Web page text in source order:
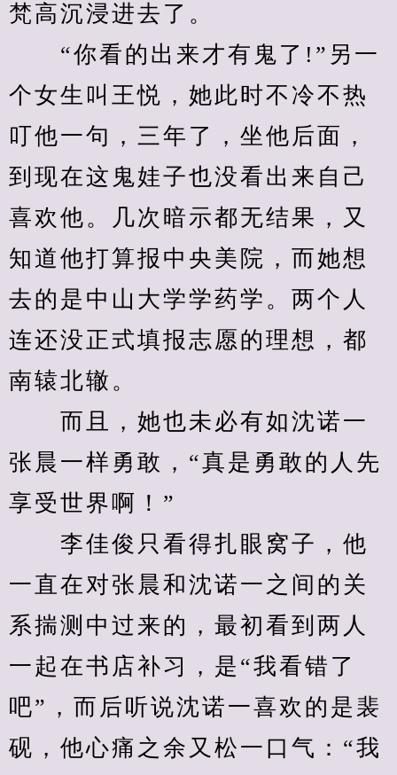
梵高沉浸进去了。
“你看的出来才有鬼了!”另一
个女生叫王悦，她此时不冷不热
叮他一句，三年了，坐他后面，
到现在这鬼娃子也没看出来自己
喜欢他。几次暗示都无结果，又
知道他打算报中央美院，而她想
去的是中山大学学药学。两个人
连还没正式填报志愿的理想，都
南辕北辙。
而且，她也未必有如沈诺一
张晨一样勇敢，“真是勇敢的人先
享受世界啊！”
李佳俊只看得扎眼窝子，他
一直在对张晨和沈诺一之间的关
系揣测中过来的，最初看到两人
一起在书店补习，是“我看错了
吧”，而后听说沈诺一喜欢的是裴
砚，他心痛之余又松一口气：“我